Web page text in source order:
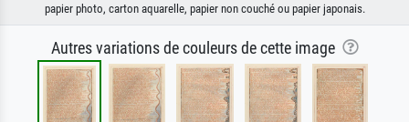
papier photo, carton aquarelle, papier non couché ou papier japonais.
Autres variations de couleurs de cette image